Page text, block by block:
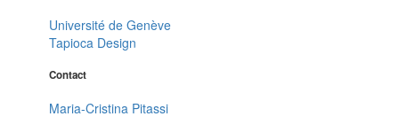
Université de Genève
Tapioca Design
Contact
Maria-Cristina Pitassi